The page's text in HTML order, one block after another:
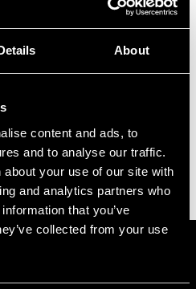
About
content and ads, to
and to analyse our traffic.
your use of our site with
and analytics partners who
that you’ve
collected from your use